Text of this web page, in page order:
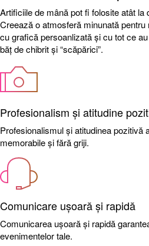
Artificiile de mână pot fi folosite atât la
Creează o atmosferă minunată
cu grafică persoanlizată și cu tot ce
băț de chibrit și “scăpărici”.
Profesionalism și atitudine
Profesionalismul și atitudinea pozitivă
memorabile și fără griji.
Comunicare ușoară și rapidă
Comunicarea ușoară și rapidă
evenimentelor tale.